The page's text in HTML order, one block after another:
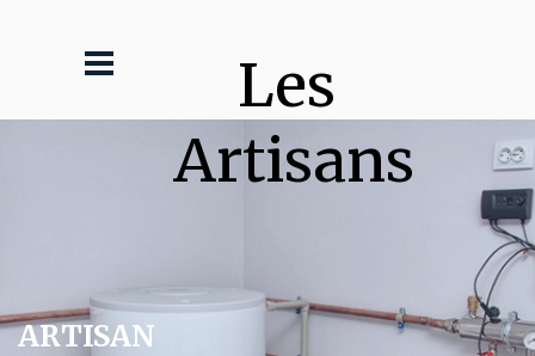
Les
Artisans
ARTISAN